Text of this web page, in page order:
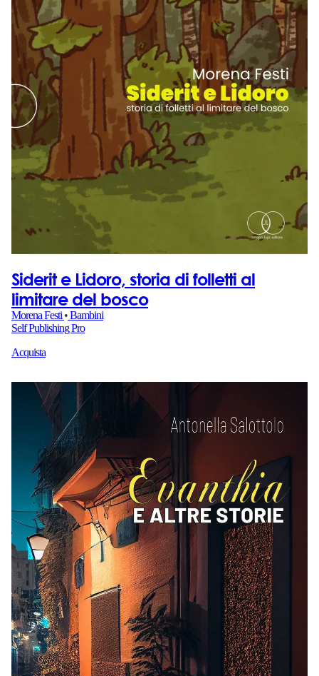
Siderit e Lidoro, storia di folletti al
limitare del bosco
Morena Festi•Bambini
Self Publishing Pro
Acquista